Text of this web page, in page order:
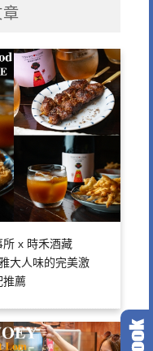
所 x 時禾酒藏
大人味的完美激
推薦